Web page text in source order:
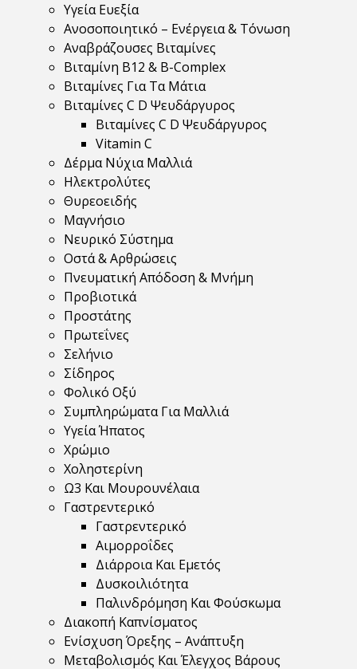
Υγεία Ευεξία
Ανοσοποιητικό – Ενέργεια & Τόνωση
Αναβράζουσες Βιταμίνες
Βιταμίνη B12 & Β-Complex
Βιταμίνες Για Τα Μάτια
Βιταμίνες C D Ψευδάργυρος
Βιταμίνες C D Ψευδάργυρος
Vitamin C
Δέρμα Νύχια Μαλλιά
Ηλεκτρολύτες
Θυρεοειδής
Μαγνήσιο
Νευρικό Σύστημα
Οστά & Αρθρώσεις
Πνευματική Απόδοση & Μνήμη
Προβιοτικά
Προστάτης
Πρωτεΐνες
Σελήνιο
Σίδηρος
Φολικό Οξύ
Συμπληρώματα Για Μαλλιά
Υγεία Ήπατος
Χρώμιο
Χοληστερίνη
Ω3 Και Μουρουνέλαια
Γαστρεντερικό
Γαστρεντερικό
Αιμορροΐδες
Διάρροια Και Εμετός
Δυσκοιλιότητα
Παλινδρόμηση Και Φούσκωμα
Διακοπή Καπνίσματος
Ενίσχυση Όρεξης – Ανάπτυξη
Μεταβολισμός Και Έλεγχος Βάρους